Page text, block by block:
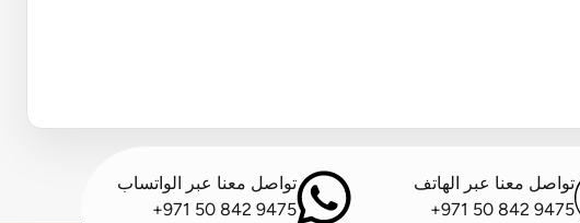
تواصل معنا عبر الهاتف
+971 50 842 9475
تواصل معنا عبر الواتساب
+971 50 842 9475